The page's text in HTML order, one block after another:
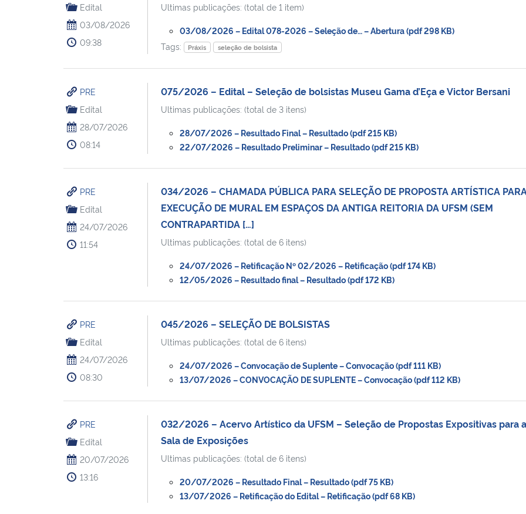
Edital
03/08/2026
09:38
Ultimas publicações: (total de 1 item)
03/08/2026 – Edital 078-2026 – Seleção de… – Abertura (pdf 298 KB)
Tags:
Práxis seleção de bolsista
PRE
Edital
28/07/2026
08:14
075/2026 – Edital – Seleção de bolsistas Museu Gama d’Eça e Victor Bersani
Ultimas publicações: (total de 3 itens)
28/07/2026 – Resultado Final – Resultado (pdf 215 KB)
22/07/2026 – Resultado Preliminar – Resultado (pdf 215 KB)
PRE
Edital
24/07/2026
11:54
034/2026 – CHAMADA PÚBLICA PARA SELEÇÃO DE PROPOSTA ARTÍSTICA
EXECUÇÃO DE MURAL EM ESPAÇOS DA ANTIGA REITORIA DA UFSM (SEM
CONTRAPARTIDA […]
Ultimas publicações: (total de 6 itens)
24/07/2026 – Retificação Nº 02/2026 – Retificação (pdf 174 KB)
12/05/2026 – Resultado final – Resultado (pdf 172 KB)
PRE
Edital
24/07/2026
08:30
045/2026 – SELEÇÃO DE BOLSISTAS
Ultimas publicações: (total de 6 itens)
24/07/2026 – Convocação de Suplente – Convocação (pdf 111 KB)
13/07/2026 – CONVOCAÇÃO DE SUPLENTE – Convocação (pdf 112 KB)
PRE
Edital
20/07/2026
13:16
032/2026 – Acervo Artístico da UFSM – Seleção de Propostas Expositivas para a
Sala de Exposições
Ultimas publicações: (total de 6 itens)
20/07/2026 – Resultado Final – Resultado (pdf 75 KB)
13/07/2026 – Retificação do Edital – Retificação (pdf 68 KB)